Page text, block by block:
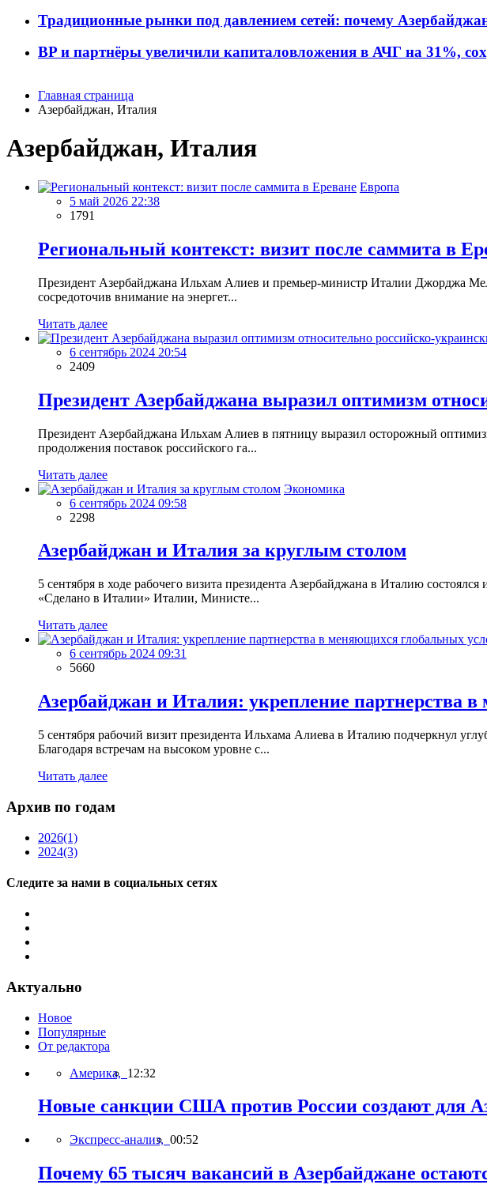
Традиционные рынки под давлением сетей: почему
BP и партнёры увеличили капиталовложения в АЧГ на 31%,
Главная страница
Азербайджан, Италия
Азербайджан, Италия
Европа
5 май 2026 22:38
1791
Региональный контекст: визит после саммита в
Президент Азербайджана Ильхам Алиев и премьер-министр Италии Джорджа
сосредоточив внимание на энергет...
Читать далее
6 сентябрь 2024 20:54
2409
Президент Азербайджана выразил оптимизм
Президент Азербайджана Ильхам Алиев в пятницу выразил осторожный
продолжения поставок российского га...
Читать далее
Экономика
6 сентябрь 2024 09:58
2298
Азербайджан и Италия за круглым столом
5 сентября в ходе рабочего визита президента Азербайджана в Италию
«Сделано в Италии» Италии, Министе...
Читать далее
6 сентябрь 2024 09:31
5660
Азербайджан и Италия: укрепление партнерства
5 сентября рабочий визит президента Ильхама Алиева в Италию подчеркнул
Благодаря встречам на высоком уровне с...
Читать далее
Архив по годам
2026(1)
2024(3)
Следите за нами в социальных сетях
Актуально
Новое
Популярные
От редактора
Америка, 12:32
Новые санкции США против России создают для
Экспресс-анализ, 00:52
Почему 65 тысяч вакансий в Азербайджане